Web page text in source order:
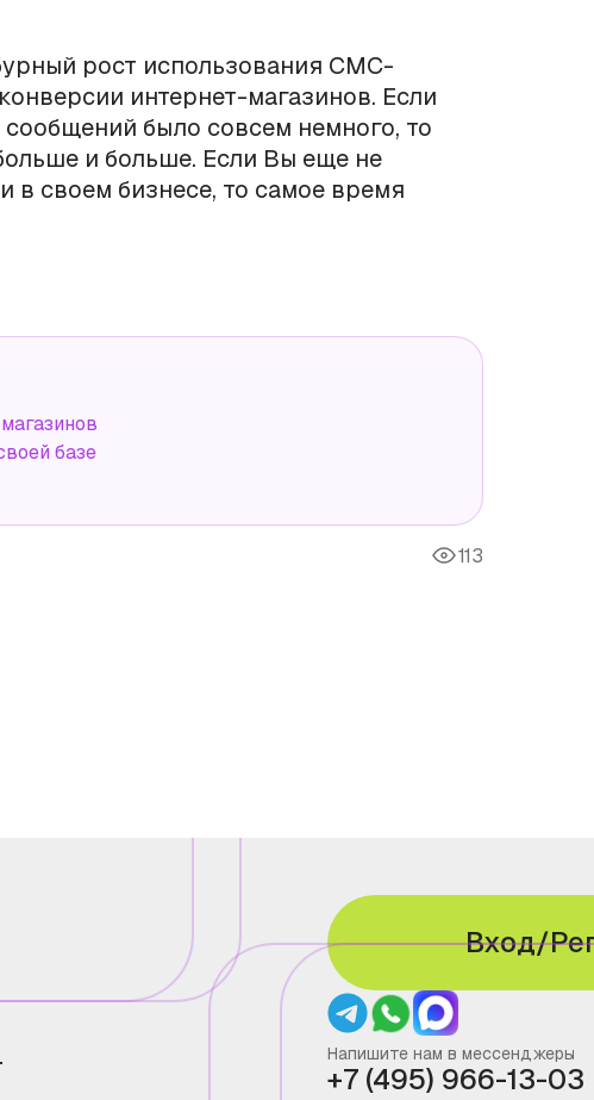
рост использования СМС-
интернет-магазинов. Если
сообщений было совсем немного, то
и больше. Если Вы еще не
в своем бизнесе, то самое время
базе
113
Вход/
Напишите нам в мессенджеры
+7 (495) 966-13-03